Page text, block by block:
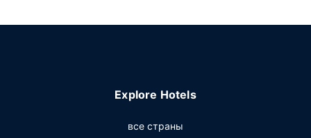
Explore Hotels
все страны